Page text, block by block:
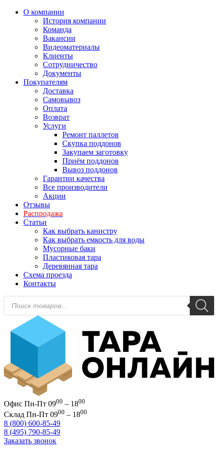
О компании
История компании
Команда
Вакансии
Видеоматериалы
Клиенты
Сотрудничество
Документы
Покупателям
Доставка
Самовывоз
Оплата
Возврат
Услуги
Ремонт паллетов
Скупка поддонов
Закупаем заготовку
Приём поддонов
Вывоз поддонов
Гарантии качества
Все производители
Акции
Отзывы
Распродажа
Статьи
Как выбрать канистру
Как выбрать емкость для воды
Мусорные баки
Пластиковая тара
Деревянная тара
Схема проезда
Контакты
Поиск
товаров
Офис Пн-Пт 0900 – 1800
Склад Пн-Пт 0900 – 1800
8 (800) 600-85-49
8 (495) 790-85-49
Заказать звонок